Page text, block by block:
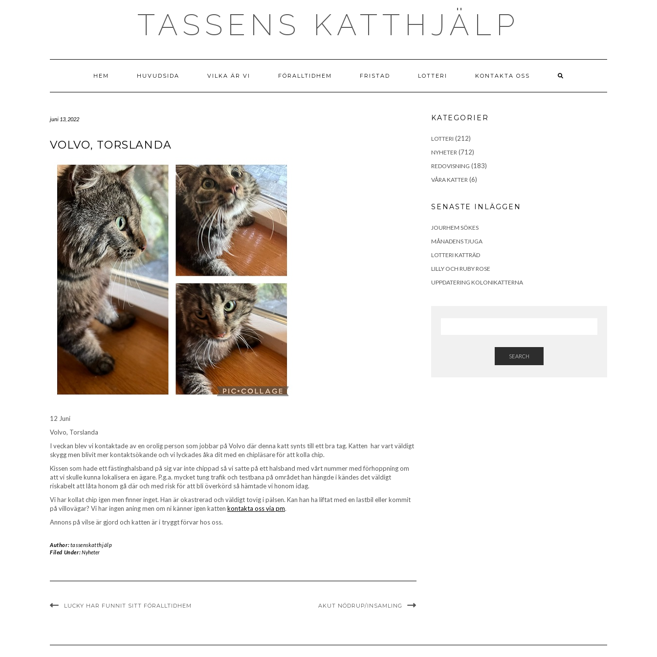
TASSENS KATTHJÄLP
HEM HUVUDSIDA VILKA ÄR VI FÖRALLTIDHEM FRISTAD LOTTERI KONTAKTA OSS
juni 13, 2022
VOLVO, TORSLANDA
12 Juni
Volvo, Torslanda
I veckan blev vi kontaktade av en orolig person som jobbar på Volvo där denna katt synts till ett bra tag. Katten har vart väldigt
skygg men blivit mer kontaktsökande och vi lyckades åka dit med en chipläsare för att kolla chip.
Kissen som hade ett fästinghalsband på sig var inte chippad så vi satte på ett halsband med vårt nummer med förhoppning om
att vi skulle kunna lokalisera en ägare. P.g.a. mycket tung trafik och testbana på området han hängde i kändes det väldigt
riskabelt att låta honom gå där och med risk för att bli överkörd så hämtade vi honom idag.
Vi har kollat chip igen men finner inget. Han är okastrerad och väldigt tovig i pälsen. Kan han ha liftat med en lastbil eller kommit
på villovägar? Vi har ingen aning men om ni känner igen katten kontakta oss via pm.
Annons på vilse är gjord och katten är i tryggt förvar hos oss.
Author:tassenskatthjälp
Filed Under:Nyheter
LUCKY HAR FUNNIT SITT FÖRALLTIDHEM AKUT NÖDRUP/INSAMLING
KATEGORIER
LOTTERI (212)
NYHETER (712)
REDOVISNING (183)
VÅRA KATTER (6)
SENASTE INLÄGGEN
JOURHEM SÖKES
MÅNADENS TJUGA
LOTTERI KATTRÄD
LILLY OCH RUBY ROSE
UPPDATERING KOLONIKATTERNA
SEARCH